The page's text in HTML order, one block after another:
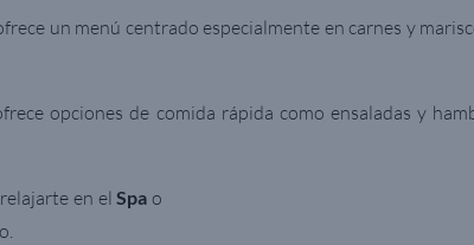
un menú centrado especialmente en carnes y
opciones de comida rápida como ensaladas y
en elSpa o